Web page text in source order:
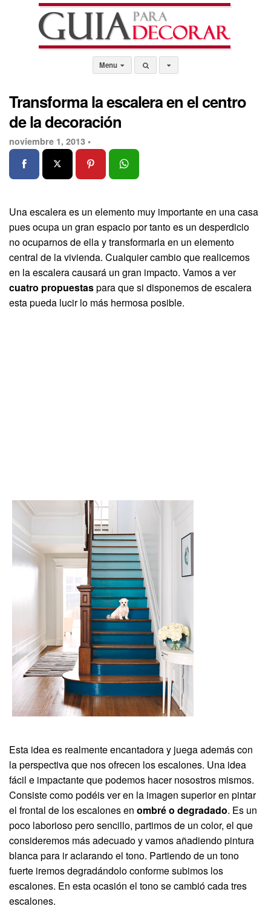
Menu
Transforma la escalera en el centro
de la decoración
noviembre 1, 2013 •
Una escalera es un elemento muy importante en una casa
pues ocupa un gran espacio por tanto es un desperdicio
no ocuparnos de ella y transformarla en un elemento
central de la vivienda. Cualquier cambio que realicemos
en la escalera causará un gran impacto. Vamos a ver
cuatro propuestaspara que si disponemos de escalera
esta pueda lucir lo más hermosa posible.
Esta idea es realmente encantadora y juega además con
la perspectiva que nos ofrecen los escalones. Una idea
fácil e impactante que podemos hacer nosostros mismos.
Consiste como podéis ver en la imagen superior en pintar
el frontal de los escalones en ombré o degradado. Es un
poco laborioso pero sencillo, partimos de un color, el que
consideremos más adecuado y vamos añadiendo pintura
blanca para ir aclarando el tono. Partiendo de un tono
fuerte iremos degradándolo conforme subimos los
escalones. En esta ocasión el tono se cambió cada tres
escalones.